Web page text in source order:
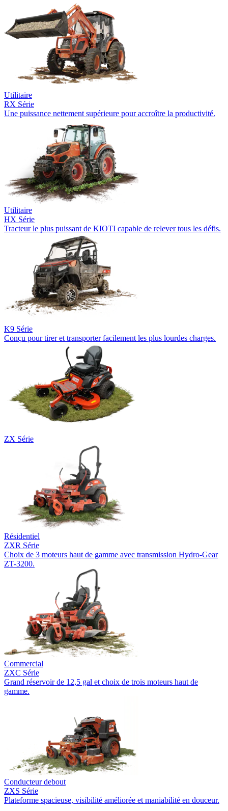
Utilitaire
RX Série
Une puissance nettement supérieure pour accroître la productivité.
Utilitaire
HX Série
Tracteur le plus puissant de KIOTI capable de relever tous les défis.
K9 Série
Conçu pour tirer et transporter facilement les plus lourdes charges.
ZX Série
Résidentiel
ZXR Série
Choix de 3 moteurs haut de gamme avec transmission Hydro-Gear
ZT-3200.
Commercial
ZXC Série
Grand réservoir de 12,5 gal et choix de trois moteurs haut de
gamme.
Conducteur debout
ZXS Série
Plateforme spacieuse, visibilité améliorée et maniabilité en douceur.